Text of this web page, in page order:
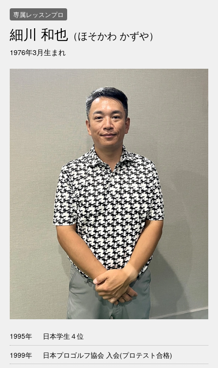
専属レッスンプロ
細川 和也 （ほそかわ かずや）
1976年3月生まれ
1995年
日本学生４位
1999年
日本プロゴルフ協会 入会(プロテスト合格)